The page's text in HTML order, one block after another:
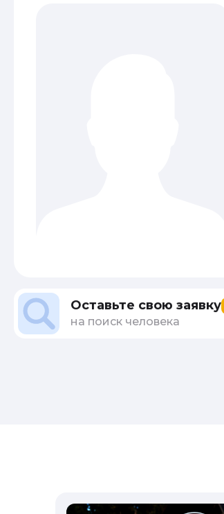
Оставьте свою заявку
на поиск человека